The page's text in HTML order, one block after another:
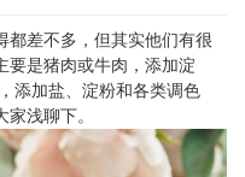
都差不多，但其实他们有很
要是猪肉或牛肉，添加淀
添加盐、淀粉和各类调色
家浅聊下。